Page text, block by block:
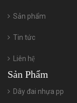
Sản phẩm
Tin tức
Liên hệ
Sản Phẩm
Dây đai nhựa pp